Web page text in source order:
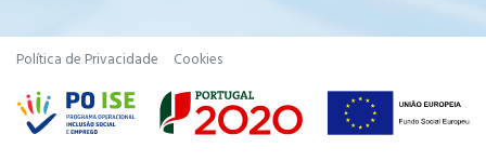
Política de Privacidade Cookies